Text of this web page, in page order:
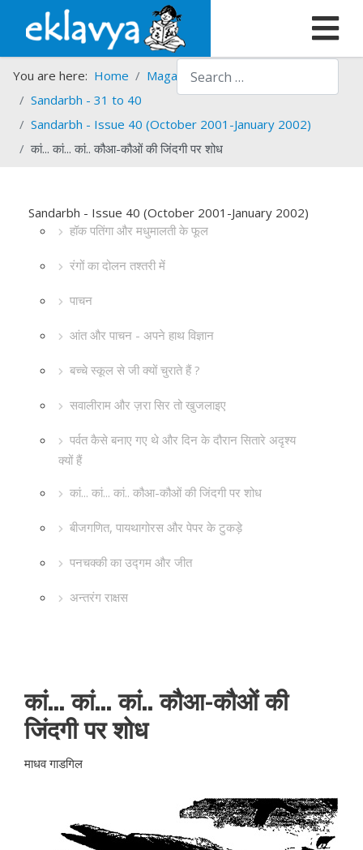
Search
You are here: Home Magazines
Sandarbh
Sandarbh - 31 to 40
Sandarbh - Issue 40 (October 2001-January 2002)
कां... कां... कां.. कौआ-कौओं की जिंदगी पर शोध
Sandarbh - Issue 40 (October 2001-January 2002)
हॉक पतिंगा और मधुमालती के फूल
रंगों का दोलन तश्तरी में
पाचन
आंत और पाचन - अपने हाथ विज्ञान
बच्चे स्कूल से जी क्यों चुराते हैं ?
सवालीराम और ज़रा सिर तो खुजलाइए
पर्वत कैसे बनाए गए थे और दिन के दौरान सितारे अदृश्य
क्यों हैं
कां... कां... कां.. कौआ-कौओं की जिंदगी पर शोध
बीजगणित, पायथागोरस और पेपर के टुकड़े
पनचक्की का उद्गम और जीत
अन्तरंग राक्षस
कां... कां... कां.. कौआ-कौओं की
जिंदगी पर शोध
माधव गाडगिल